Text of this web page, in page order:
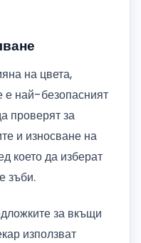
на цвета,
е най-безопасният
проверят за
и износване на
което да изберат
зъби.
за вкъщи
използват